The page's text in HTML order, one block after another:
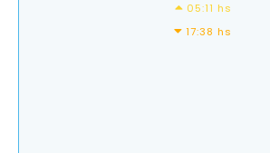
05:11 hs
17:38 hs